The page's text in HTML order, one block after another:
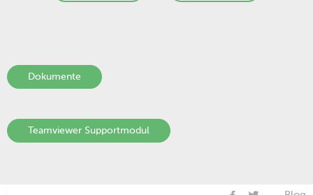
Dokumente
Teamviewer Supportmodul